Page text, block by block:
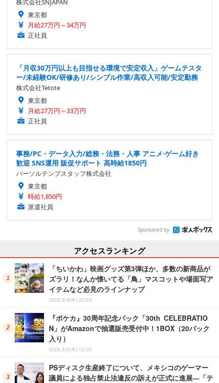
株式会社SNJAPAN
東京都
月給27万円～34万円
正社員
「月収30万円以上も目指せる環境で安定収入」ゲームテスタ
ー/未経験OK/研修あり/シンプル作業/高収入可能/安定勤務
株式会社Tetote
東京都
月給27万円～33万円
正社員
事務/PC・データ入力/総務・法務・人事 アニメ·ゲーム好き
歓迎 SNS運用 販促サポート 高時給1850円
パーソルテンプスタッフ株式会社
東京都
時給1,850円
派遣社員
Sponsored by
アクセスランキング
「ちいかわ」映画グッズ第3弾ほか、多数の新商品が
ズラリ！なんか懐いてる「鳥」マスコットや場面写ア
イテムなど必見のラインナップ
2026.8.6(木) 20:25
『ポケカ』30周年記念パック「30th CELEBRATIO
N」がAmazonで抽選販売受付中！1BOX（20パック
入り）
2026.8.6(木) 12:30
PSディスク生産終了について、メキシコのゲーマー
議員による独占禁止法違反の訴えが正式に進展―「テ